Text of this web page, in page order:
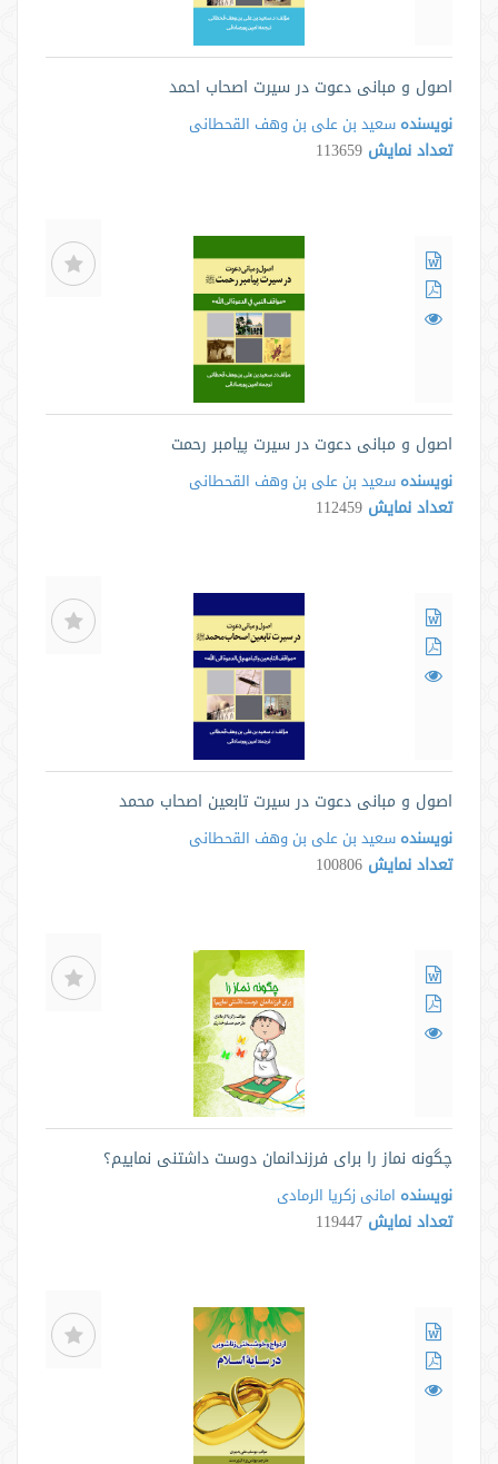
اصول و مبانی دعوت در سیرت اصحاب احمد
نویسنده سعید بن علی بن وهف القحطانی
تعداد نمایش 113659
اصول و مبانی دعوت در سیرت پیامبر رحمت
نویسنده سعید بن علی بن وهف القحطانی
تعداد نمایش 112459
اصول و مبانی دعوت در سیرت تابعین اصحاب محمد
نویسنده سعید بن علی بن وهف القحطانی
تعداد نمایش 100806
چگونه نماز را برای فرزندانمان دوست داشتنی نماییم؟
نویسنده امانی زکریا الرمادی
تعداد نمایش 119447